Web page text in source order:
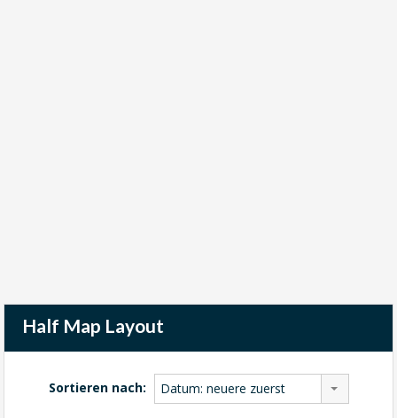
Half Map Layout
Sortieren nach: Datum: neuere zuerst